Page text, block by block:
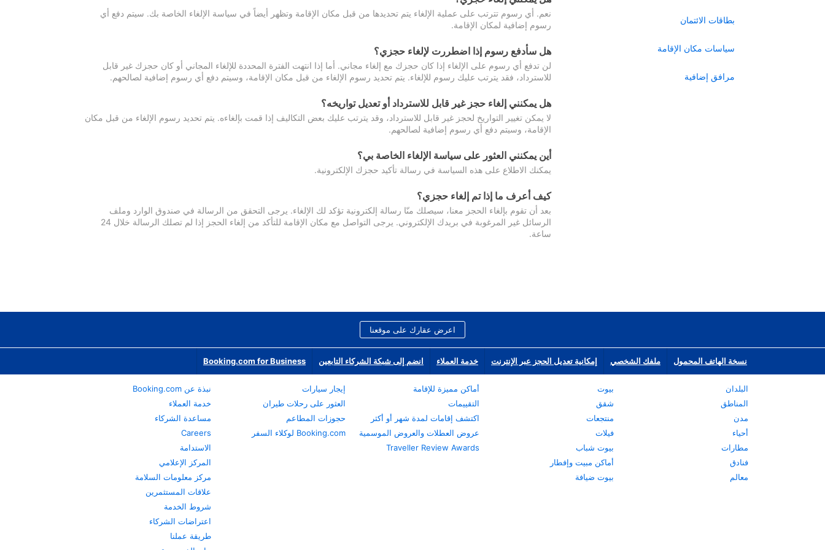
بطاقات الائتمان
سياسات مكان الإقامة
مرافق إضافية
نعم. أي رسوم تترتب على عملية الإلغاء يتم تحديدها من قبل مكان الإقامة وتظهر أيضاً في سياسة الإلغاء الخاصة بك. سيتم دفع أي
رسوم إضافية لمكان الإقامة.
هل سأدفع رسوم إذا اضطررت لإلغاء حجزي؟
لن تدفع أي رسوم على الإلغاء إذا كان حجزك مع إلغاء مجاني. أما إذا انتهت الفترة المحددة للإلغاء المجاني أو كان حجزك غير قابل
للاسترداد، فقد يترتب عليك رسوم للإلغاء. يتم تحديد رسوم الإلغاء من قبل مكان الإقامة، وسيتم دفع أي رسوم إضافية لصالحهم.
هل يمكنني إلغاء حجز غير قابل للاسترداد أو تعديل تواريخه؟
لا يمكن تغيير التواريخ لحجز غير قابل للاسترداد، وقد يترتب عليك بعض التكاليف إذا قمت بإلغاءه. يتم تحديد رسوم الإلغاء من قبل مكان
الإقامة، وسيتم دفع أي رسوم إضافية لصالحهم.
أين يمكنني العثور على سياسة الإلغاء الخاصة بي؟
يمكنك الاطلاع على هذه السياسة في رسالة تأكيد حجزك الإلكترونية.
كيف أعرف ما إذا تم إلغاء حجزي؟
بعد أن تقوم بإلغاء الحجز معنا، سيصلك منّا رسالة إلكترونية تؤكد لك الإلغاء. يرجى التحقق من الرسالة في صندوق الوارد وملف
الرسائل غير المرغوبة في بريدك الإلكتروني. يرجى التواصل مع مكان الإقامة للتأكد من إلغاء الحجز إذا لم تصلك الرسالة خلال 24
ساعة.
اعرض عقارك على موقعنا
نسخة الهاتف المحمول ملفك الشخصي إمكانية تعديل الحجز عبر الإنترنت خدمة العملاء انضم إلى شبكة الشركاء التابعين Booking.com for Business
البلدان
المناطق
مدن
أحياء
مطارات
فنادق
معالم
بيوت
شقق
منتجعات
فيلات
بيوت شباب
أماكن مبيت وإفطار
بيوت ضيافة
أماكن مميزة للإقامة
التقييمات
اكتشف إقامات لمدة شهر أو أكثر
عروض العطلات والعروض الموسمية
Traveller Review Awards
إيجار سيارات
العثور على رحلات طيران
حجوزات المطاعم
Booking.com لوكلاء السفر
نبذة عن Booking.com
خدمة العملاء
مساعدة الشركاء
Careers
الاستدامة
المركز الإعلامي
مركز معلومات السلامة
علاقات المستثمرين
شروط الخدمة
اعتراضات الشركاء
طريقة عملنا